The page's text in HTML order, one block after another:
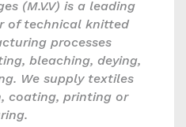
(M.V.V) is a leading
of technical knitted
processes
bleaching, deying,
We supply textiles
coating, printing or